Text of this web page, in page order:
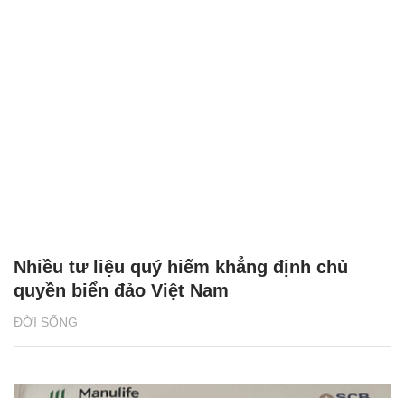
ĐỜI SỐNG
Nhiều tư liệu quý hiếm khẳng định chủ
quyền biển đảo Việt Nam